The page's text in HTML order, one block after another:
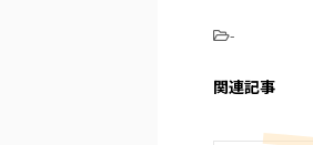
-
関連記事